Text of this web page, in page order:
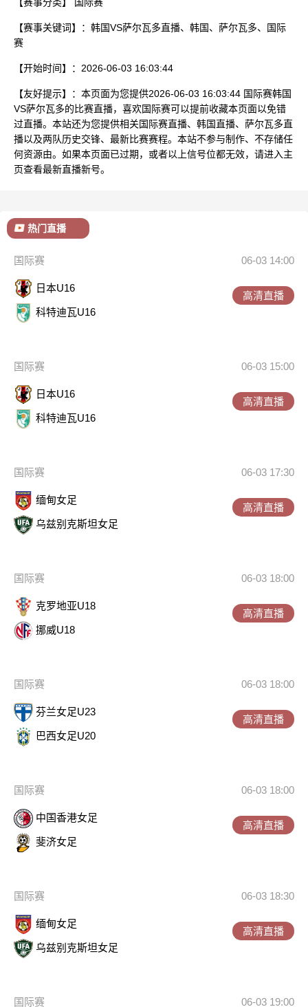
【赛事分类】 国际赛
【赛事关键词】：韩国VS萨尔瓦多直播、韩国、萨尔瓦多、国际
赛
【开始时间】：2026-06-03 16:03:44
【友好提示】：本页面为您提供2026-06-03 16:03:44 国际赛韩国
VS萨尔瓦多的比赛直播，喜欢国际赛可以提前收藏本页面以免错
过直播。本站还为您提供相关国际赛直播、韩国直播、萨尔瓦多直
播以及两队历史交锋、最新比赛赛程。本站不参与制作、不存储任
何资源由。如果本页面已过期，或者以上信号位都无效，请进入主
页查看最新直播新号。
热门直播
国际赛 06-03 14:00
日本U16
科特迪瓦U16
高清直播
国际赛 06-03 15:00
日本U16
科特迪瓦U16
高清直播
国际赛 06-03 17:30
缅甸女足
乌兹别克斯坦女足
高清直播
国际赛 06-03 18:00
克罗地亚U18
挪威U18
高清直播
国际赛 06-03 18:00
芬兰女足U23
巴西女足U20
高清直播
国际赛 06-03 18:00
中国香港女足
斐济女足
高清直播
国际赛 06-03 18:30
缅甸女足
乌兹别克斯坦女足
高清直播
国际赛 06-03 19:00